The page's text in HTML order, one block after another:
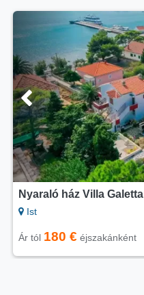
Nyaraló ház Villa Galetta
Ist
Ár tól 180 € éjszakánként